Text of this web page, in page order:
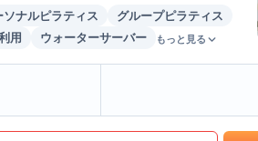
ソナルピラティス
グループピラティス
用 ウォーターサーバー もっと見る